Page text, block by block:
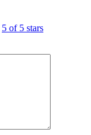
5 of 5 stars